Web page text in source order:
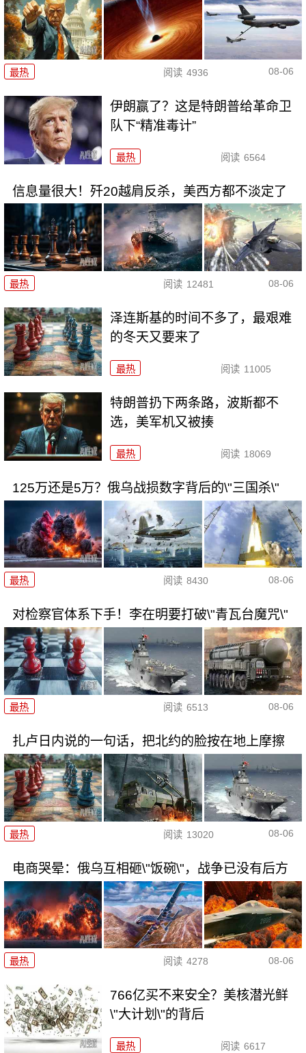
最热 阅读 4936 08-06
伊朗赢了？这是特朗普给革命卫
队下“精准毒计”
最热 阅读 6564
信息量很大！歼20越肩反杀，美西方都不淡定了
最热 阅读 12481 08-06
泽连斯基的时间不多了，最艰难
的冬天又要来了
最热 阅读 11005
特朗普扔下两条路，波斯都不
选，美军机又被揍
最热 阅读 18069
125万还是5万？俄乌战损数字背后的\"三国杀\"
最热 阅读 8430 08-06
对检察官体系下手！李在明要打破\"青瓦台魔咒\"
最热 阅读 6513 08-06
扎卢日内说的一句话，把北约的脸按在地上摩擦
最热 阅读 13020 08-06
电商哭晕：俄乌互相砸\"饭碗\"，战争已没有后方
最热 阅读 4278 08-06
766亿买不来安全？美核潜光鲜
\"大计划\"的背后
最热 阅读 6617